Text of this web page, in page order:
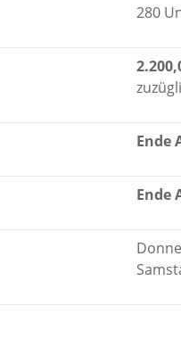
280
Ende
Ende